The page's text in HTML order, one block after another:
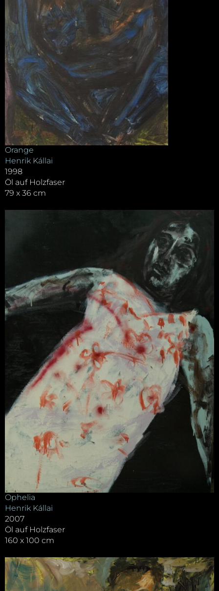
Orange
Henrik Kállai
1998
Öl auf Holzfaser
79 x 36 cm
Ophelia
Henrik Kállai
2007
Öl auf Holzfaser
160 x 100 cm